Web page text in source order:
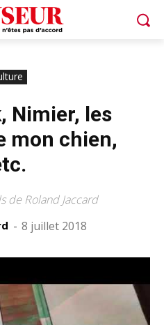
Nimier, les
mon chien,
de Roland Jaccard
- 8 juillet 2018